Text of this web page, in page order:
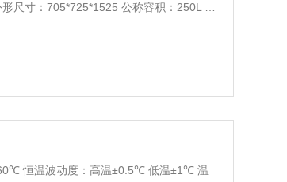
尺寸：705*725*1525 公称容积：250L 载
恒温波动度：高温±0.5℃ 低温±1℃ 温